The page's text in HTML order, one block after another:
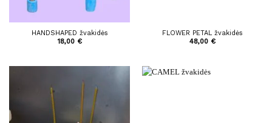
HANDSHAPED žvakidės
18,00 €
FLOWER PETAL žvakidės
48,00 €